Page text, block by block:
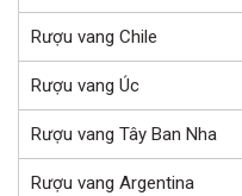
Rượu vang Chile
Rượu vang Úc
Rượu vang Tây Ban Nha
Rượu vang Argentina